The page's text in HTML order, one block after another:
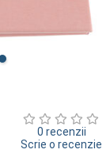
0 recenzii
Scrie o recenzie